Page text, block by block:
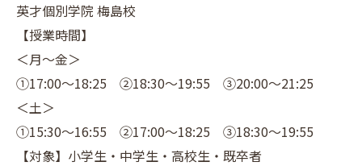
英才個別学院 梅島校
【授業時間】
＜月～金＞
①17:00～18:25 ②18:30～19:55 ③20:00～21:25
＜土＞
①15:30～16:55 ②17:00～18:25 ③18:30～19:55
【対象】小学生・中学生・高校生・既卒者